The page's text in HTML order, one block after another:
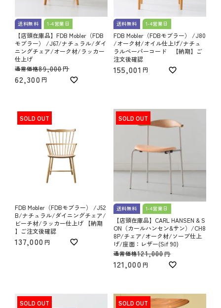
送料無料 1-4営業日
【店頭在庫品】FDB Mobler（FDB
モブラー） /J67/ナチュラル/ダイ
ニングチェア/オーク材/ラッカー
仕上げ
通常価格89,000
62,300
送料無料 1-4営業日
FDB Mobler（FDBモブラー） /J80
/オーク材/オイル仕上げ/ナチュ
ラルペーパーコード 【納期】ご
注文後確認
155,001
SOLD OUT
FDB Mobler（FDBモブラー） /J52
B/ナチュラル/ダイニングチェア/
ビーチ材/ラッカー仕上げ 【納期
】ご注文後確認
137,000
SOLD OUT
送料無料 1-4営業日
【店頭在庫品】CARL HANSEN & S
ON（カールハンセン&サン）/CH8
8P/チェア/オーク材/ソープ仕上
げ/座面：レザー(Sif 90)
通常価格121,000
121,000
SOLD OUT SOLD OUT